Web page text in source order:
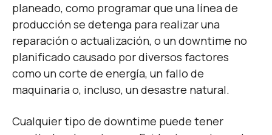
planeado, como programar que una línea de
producción se detenga para realizar una
reparación o actualización, o un downtime no
planificado causado por diversos factores
como un corte de energía, un fallo de
maquinaria o, incluso, un desastre natural.
Cualquier tipo de downtime puede tener